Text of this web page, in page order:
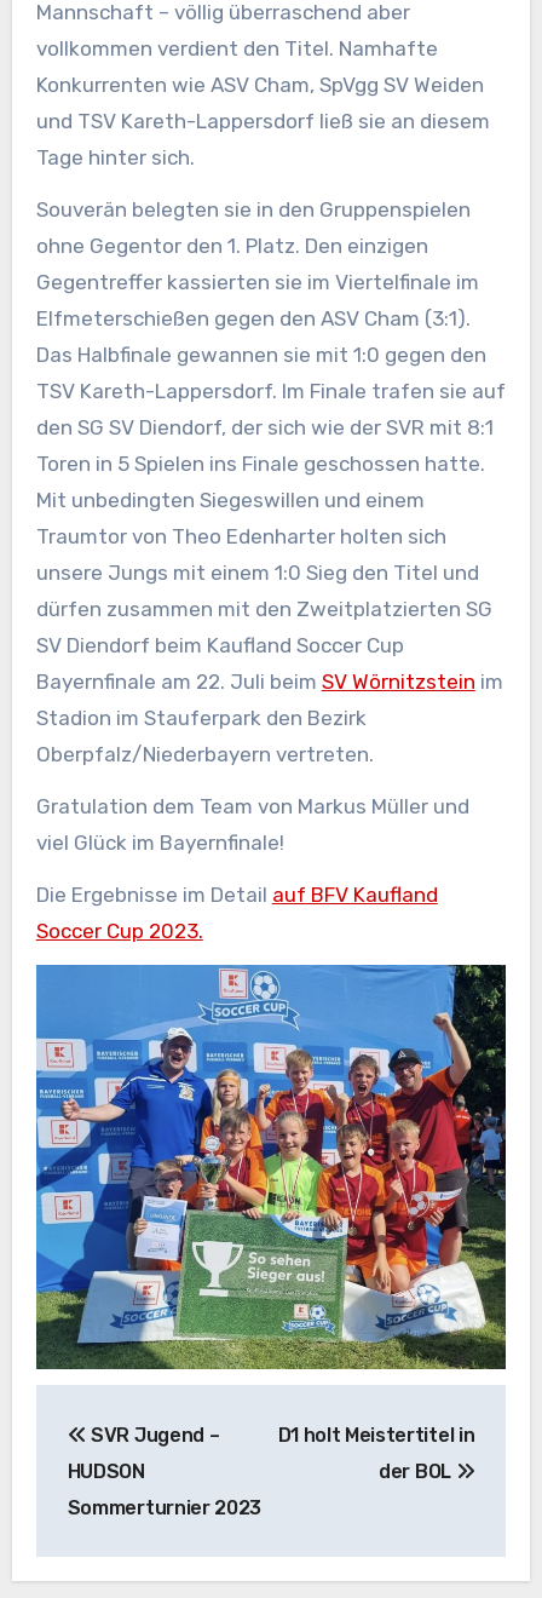
Mannschaft – völlig überraschend aber
vollkommen verdient den Titel. Namhafte
Konkurrenten wie ASV Cham, SpVgg SV Weiden
und TSV Kareth-Lappersdorf ließ sie an diesem
Tage hinter sich.
Souverän belegten sie in den Gruppenspielen
ohne Gegentor den 1. Platz. Den einzigen
Gegentreffer kassierten sie im Viertelfinale im
Elfmeterschießen gegen den ASV Cham (3:1).
Das Halbfinale gewannen sie mit 1:0 gegen den
TSV Kareth-Lappersdorf. Im Finale trafen sie auf
den SG SV Diendorf, der sich wie der SVR mit 8:1
Toren in 5 Spielen ins Finale geschossen hatte.
Mit unbedingten Siegeswillen und einem
Traumtor von Theo Edenharter holten sich
unsere Jungs mit einem 1:0 Sieg den Titel und
dürfen zusammen mit den Zweitplatzierten SG
SV Diendorf beim Kaufland Soccer Cup
Bayernfinale am 22. Juli beim SV Wörnitzstein im
Stadion im Stauferpark den Bezirk
Oberpfalz/Niederbayern vertreten.
Gratulation dem Team von Markus Müller und
viel Glück im Bayernfinale!
Die Ergebnisse im Detail auf BFV Kaufland
Soccer Cup 2023.
SVR Jugend –
HUDSON
Sommerturnier 2023
D1 holt Meistertitel in
der BOL